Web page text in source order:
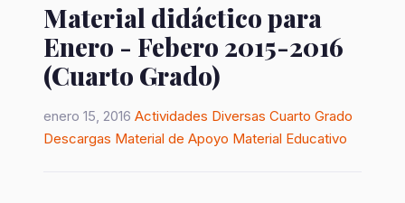
Material didáctico para
Enero - Febero 2015-2016
(Cuarto Grado)
enero 15, 2016 Actividades Diversas Cuarto Grado
Descargas Material de Apoyo Material Educativo